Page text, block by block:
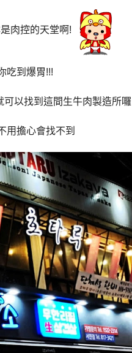
肉控的天堂啊!
吃到爆胃!!!
以找到這間生牛肉製造所囉
用擔心會找不到